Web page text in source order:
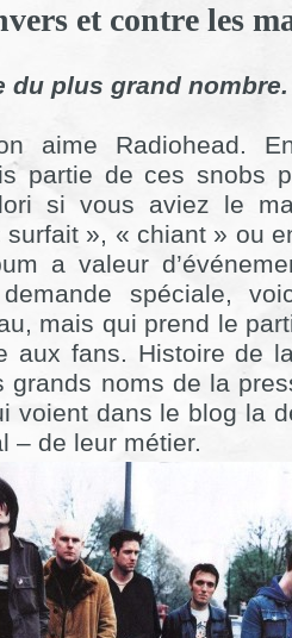
et contre les
du plus grand nombre.
aime Radiohead.
partie de ces snobs
si vous aviez le
surfait », « chiant » ou
a valeur
spéciale,
mais qui prend le
aux fans. Histoire de
grands noms de la
voient dans le blog la
– de leur métier.